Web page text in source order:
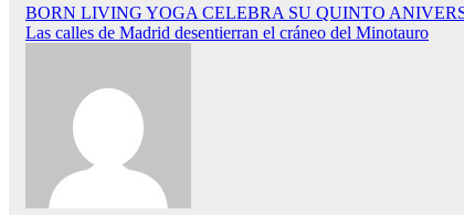
Navegación
de
BORN LIVING YOGA CELEBRA SU QUINTO
Las calles de Madrid desentierran el cráneo del Minotauro